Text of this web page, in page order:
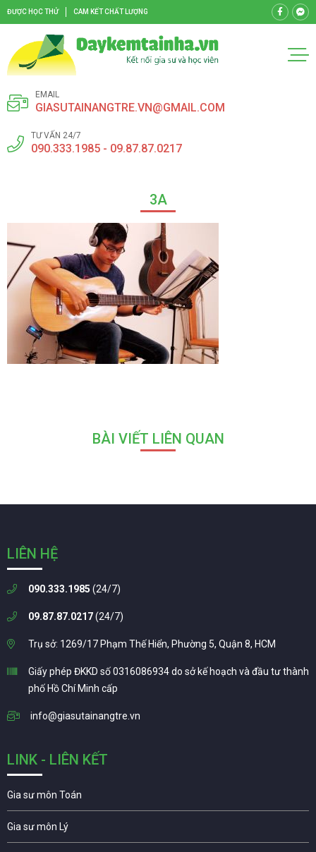
ĐƯỢC HỌC THỬ CAM KẾT CHẤT LƯỢNG
EMAIL
GIASUTAINANGTRE.VN@GMAIL.COM
TƯ VẤN 24/7
090.333.1985 - 09.87.87.0217
3A
BÀI VIẾT LIÊN QUAN
LIÊN HỆ
090.333.1985 (24/7)
09.87.87.0217(24/7)
Trụ sở: 1269/17 Phạm Thế Hiển, Phường 5, Quận 8, HCM
Giấy phép ĐKKD số 0316086934 do sở kế hoạch và đầu tư thành
phố Hồ Chí Minh cấp
info@giasutainangtre.vn
LINK - LIÊN KẾT
Gia sư môn Toán
Gia sư môn Lý